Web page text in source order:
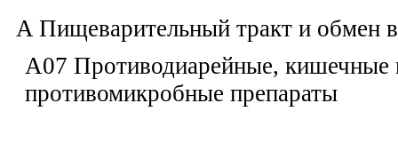
A Пищеварительный тракт и обмен
A07 Противодиарейные, кишечные
противомикробные препараты